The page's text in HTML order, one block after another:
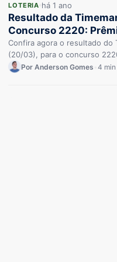
LOTERIA há 1 ano
Resultado da
Concurso 2220:
Confira agora o resultado do
(20/03), para o concurso
Por Anderson Gomes 4